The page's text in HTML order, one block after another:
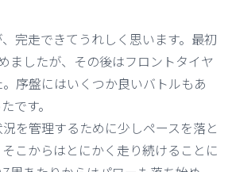
完走できてうれしく思います。最初
ましたが、その後はフロントタイヤ
序盤にはいくつか良いバトルもあ
です。
を管理するために少しペースを落と
こからはとにかく走り続けることに